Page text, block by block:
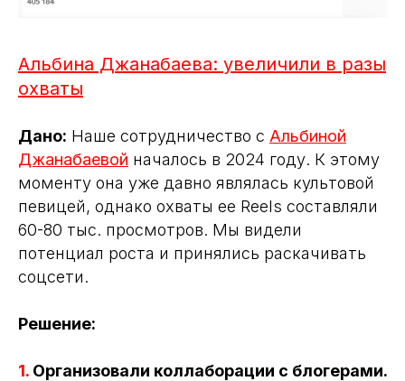
Альбина Джанабаева: увеличили в разы
охваты
Дано: Наше сотрудничество с Альбиной
Джанабаевой началось в 2024 году. К этому
моменту она уже давно являлась культовой
певицей, однако охваты ее Reels составляли
60-80 тыс. просмотров. Мы видели
потенциал роста и принялись раскачивать
соцсети.
Решение:
1. Организовали коллаборации с блогерами.